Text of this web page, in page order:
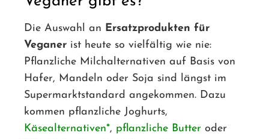
Die Auswahl an Ersatzprodukten für
Veganer ist heute so vielfältig wie nie:
Pflanzliche Milchalternativen auf Basis von
Hafer, Mandeln oder Soja sind längst im
Supermarktstandard angekommen. Dazu
kommen pflanzliche Joghurts,
Käsealternativen , pflanzliche Butter oder